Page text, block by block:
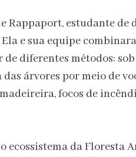
Rappaport, estudante de
e sua equipe
diferentes métodos:
árvores por meio de
focos de
ecossistema da Floresta